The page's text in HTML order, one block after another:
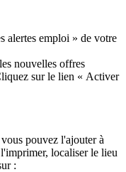
alertes emploi » de votre
nouvelles offres
sur le lien « Activer
pouvez l'ajouter à
localiser le lieu
: